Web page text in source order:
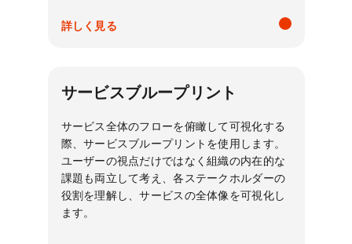
詳しく見る
サービスブループリント
サービス全体のフローを俯瞰して可視化する
際、サービスブループリントを使用します。
ユーザーの視点だけではなく組織の内在的な
課題も両立して考え、各ステークホルダーの
役割を理解し、サービスの全体像を可視化し
ます。